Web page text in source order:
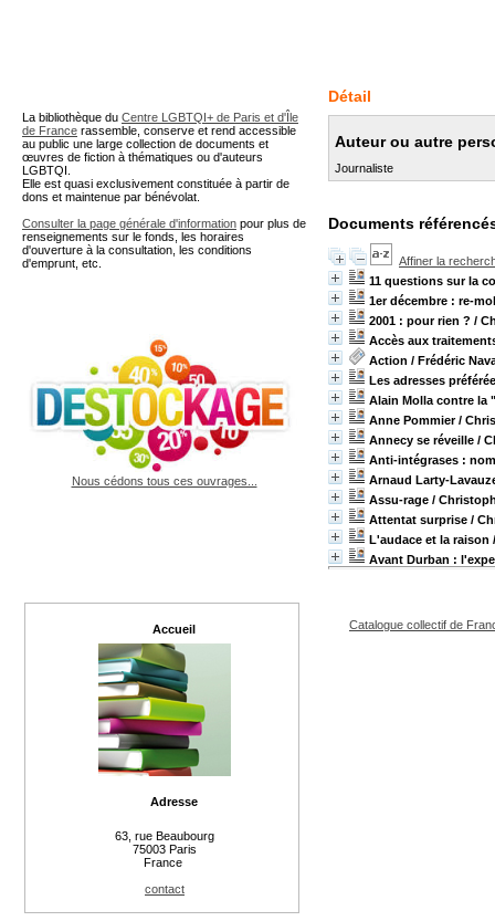
Détail
Auteur ou autre
Journaliste
Documents
Affiner la
11 questions sur la
1er décembre : re-
2001 : pour rien ? /
Accès aux
Action / Frédéric
Les adresses
Alain Molla contre la
Anne Pommier/
Annecy se réveille /
Anti-intégrases :
Arnaud Larty-
Assu-rage /
Attentat surprise /
L'audace et la raison
Avant Durban :
Catalogue collectif de
La bibliothèque du Centre LGBTQI+ de Paris et d'Île
de France rassemble, conserve et rend accessible
au public une large collection de documents et
œuvres de fiction à thématiques ou d'auteurs
LGBTQI.
Elle est quasi exclusivement constituée à partir de
dons et maintenue par bénévolat.
Consulter la page générale d'information pour plus de
renseignements sur le fonds, les horaires
d'ouverture à la consultation, les conditions
d'emprunt, etc.
Nous cédons tous ces ouvrages...
Accueil
Adresse
63, rue Beaubourg
75003 Paris
France
contact